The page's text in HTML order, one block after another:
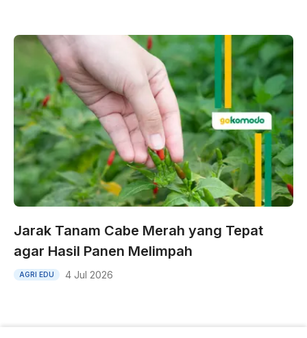
Jarak Tanam Cabe Merah yang Tepat
agar Hasil Panen Melimpah
AGRI EDU 4 Jul 2026